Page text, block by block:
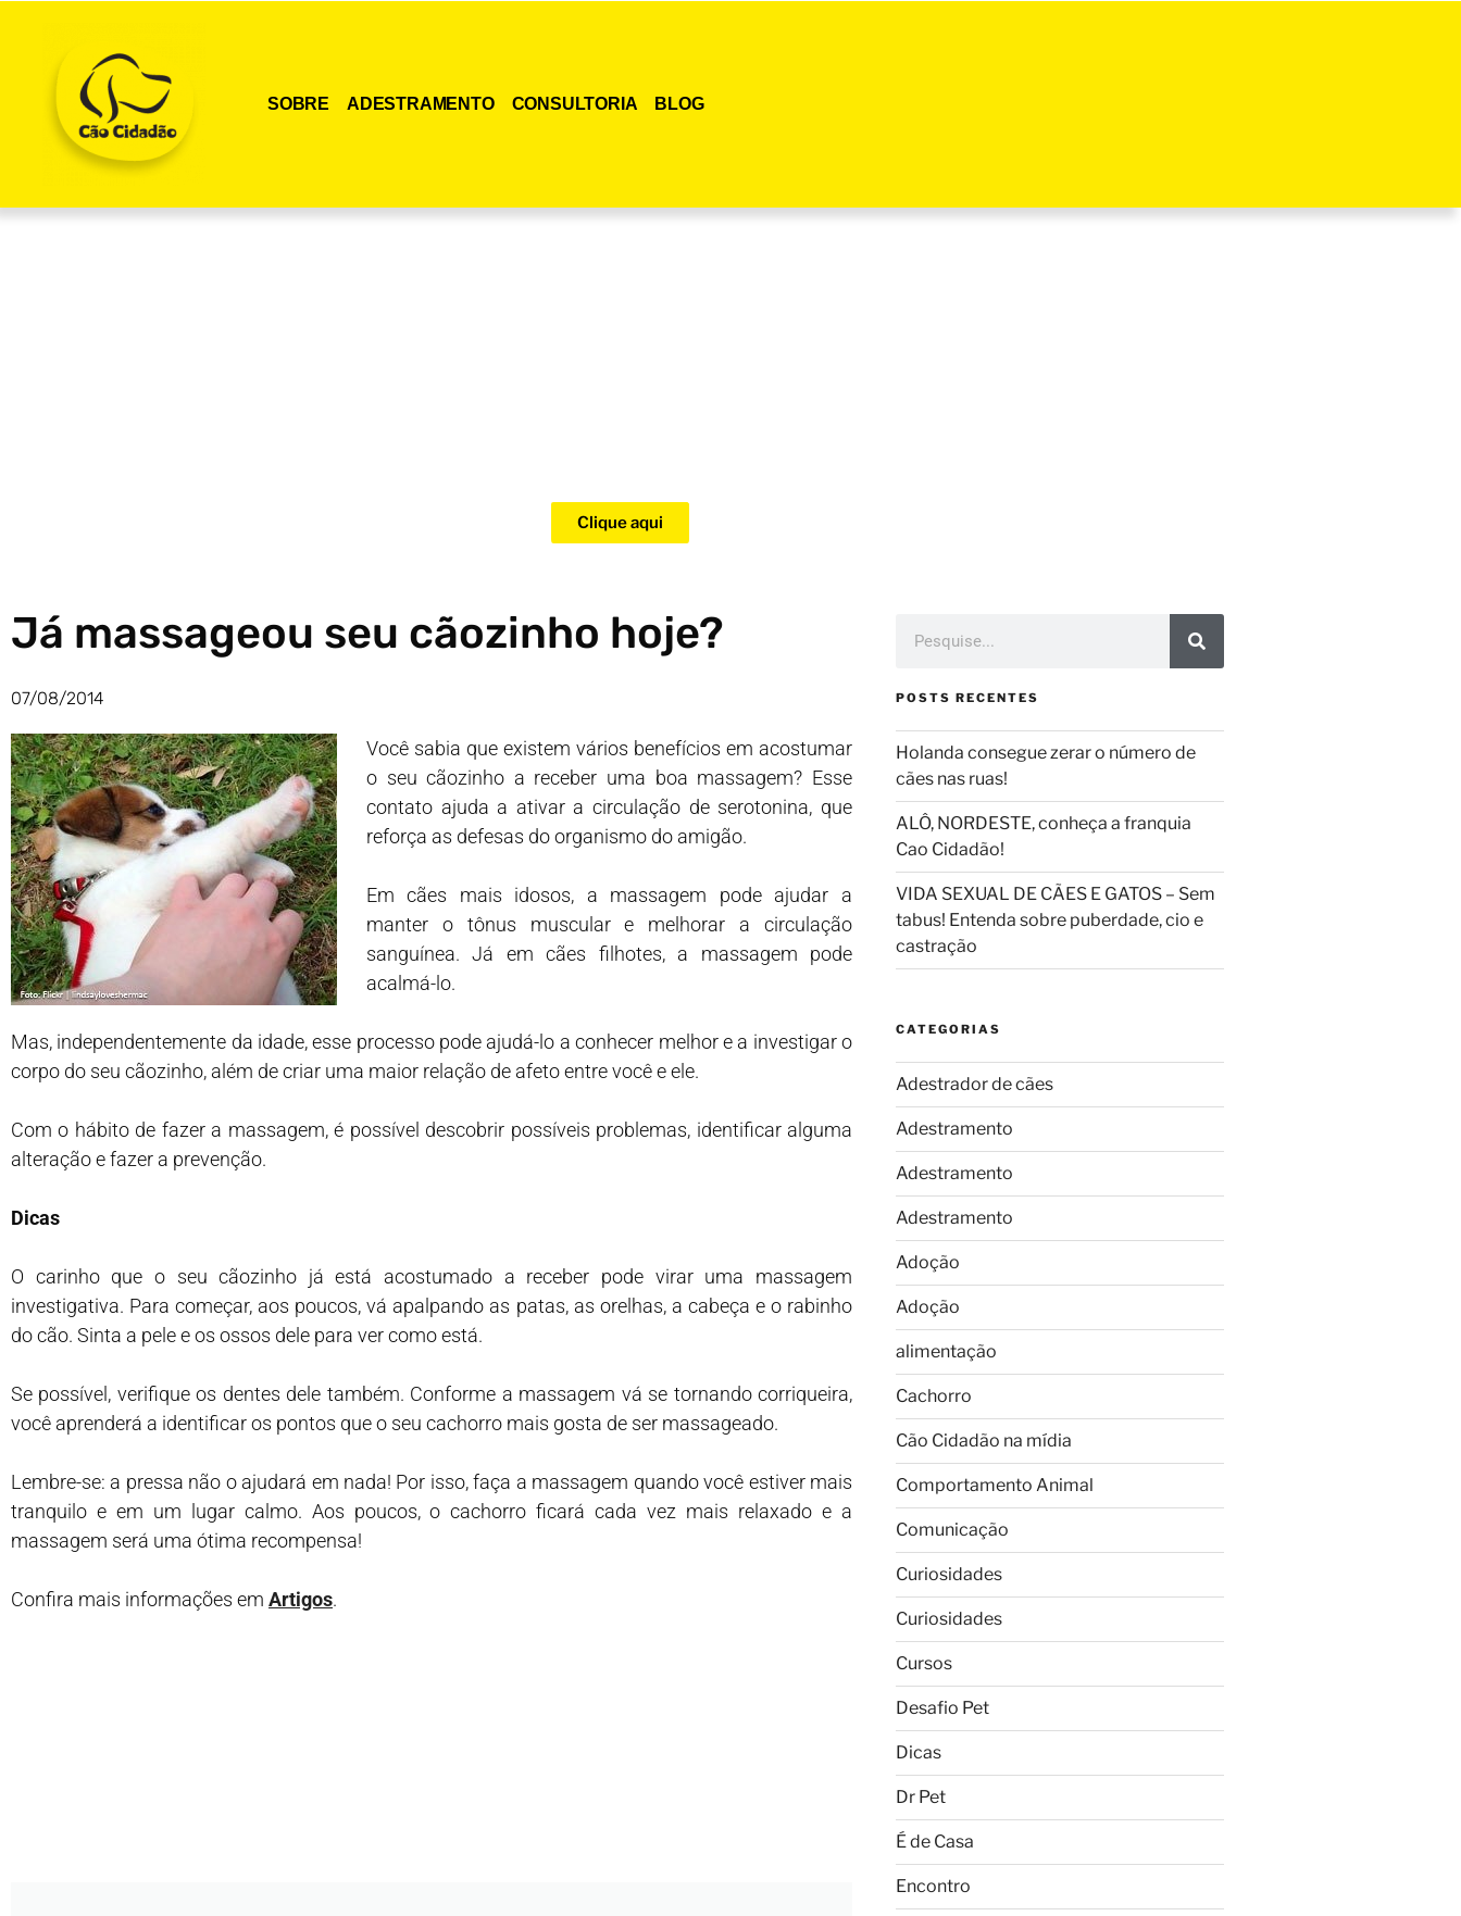
SOBRE ADESTRAMENTO CONSULTORIA BLOG
Clique aqui
Já massageou seu cãozinho hoje?
07/08/2014
Você sabia que existem vários benefícios em acostumar
o seu cãozinho a receber uma boa massagem? Esse
contato ajuda a ativar a circulação de serotonina, que
reforça as defesas do organismo do amigão.
Em cães mais idosos, a massagem pode ajudar a
manter o tônus muscular e melhorar a circulação
sanguínea. Já em cães filhotes, a massagem pode
acalmá-lo.
Mas, independentemente da idade, esse processo pode ajudá-lo a conhecer melhor e a investigar o
corpo do seu cãozinho, além de criar uma maior relação de afeto entre você e ele.
Com o hábito de fazer a massagem, é possível descobrir possíveis problemas, identificar alguma
alteração e fazer a prevenção.
Dicas
O carinho que o seu cãozinho já está acostumado a receber pode virar uma massagem
investigativa. Para começar, aos poucos, vá apalpando as patas, as orelhas, a cabeça e o rabinho
do cão. Sinta a pele e os ossos dele para ver como está.
Se possível, verifique os dentes dele também. Conforme a massagem vá se tornando corriqueira,
você aprenderá a identificar os pontos que o seu cachorro mais gosta de ser massageado.
Lembre-se: a pressa não o ajudará em nada! Por isso, faça a massagem quando você estiver mais
tranquilo e em um lugar calmo. Aos poucos, o cachorro ficará cada vez mais relaxado e a
massagem será uma ótima recompensa!
Confira mais informações em Artigos.
POSTS RECENTES
Holanda consegue zerar o número de
cães nas ruas!
ALÔ, NORDESTE, conheça a franquia
Cao Cidadão!
VIDA SEXUAL DE CÃES E GATOS – Sem
tabus! Entenda sobre puberdade, cio e
castração
CATEGORIAS
Adestrador de cães
Adestramento
Adestramento
Adestramento
Adoção
Adoção
alimentação
Cachorro
Cão Cidadão na mídia
Comportamento Animal
Comunicação
Curiosidades
Curiosidades
Cursos
Desafio Pet
Dicas
Dr Pet
É de Casa
Encontro